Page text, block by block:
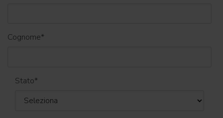
Cognome*
Stato*